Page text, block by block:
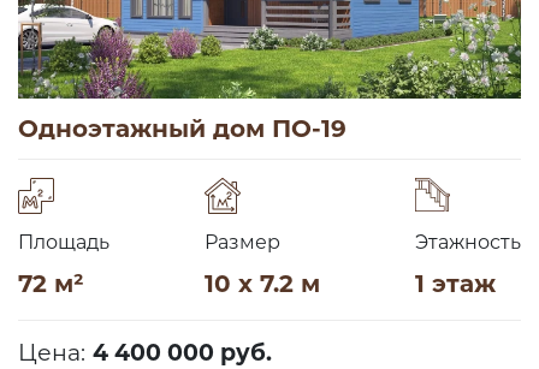
Одноэтажный дом ПО-19
Площадь
72 м²
Размер
10 x 7.2 м
Этажность
1 этаж
Цена: 4 400 000 руб.